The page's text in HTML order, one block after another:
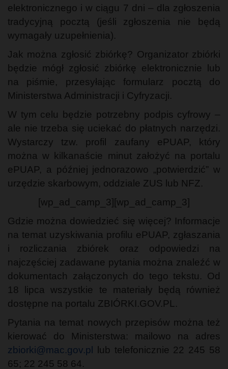
elektronicznego i w ciągu 7 dni – dla zgłoszenia
tradycyjną pocztą (jeśli zgłoszenia nie będą
wymagały uzupełnienia).
Jak można zgłosić zbiórkę? Organizator zbiórki
będzie mógł zgłosić zbiórkę elektronicznie lub
na piśmie, przesyłając formularz pocztą do
Ministerstwa Administracji i Cyfryzacji.
W tym celu będzie potrzebny podpis cyfrowy –
ale nie trzeba się uciekać do płatnych narzędzi.
Wystarczy tzw. profil zaufany ePUAP, który
można w kilkanaście minut założyć na portalu
ePUAP, a później jednorazowo „potwierdzić” w
urzędzie skarbowym, oddziale ZUS lub NFZ.
[wp_ad_camp_3][wp_ad_camp_3]
Gdzie można dowiedzieć się więcej? Informacje
na temat uzyskiwania profilu ePUAP, zgłaszania
i rozliczania zbiórek oraz odpowiedzi na
najczęściej zadawane pytania można znaleźć w
dokumentach załączonych do tego tekstu. Od
18 lipca wszystkie te materiały będą również
dostępne na portalu ZBIÓRKI.GOV.PL.
Pytania na temat nowych przepisów można też
kierować do Ministerstwa: mailowo na adres
zbiorki@mac.gov.pl lub telefonicznie 22 245 58
65; 22 245 58 64.